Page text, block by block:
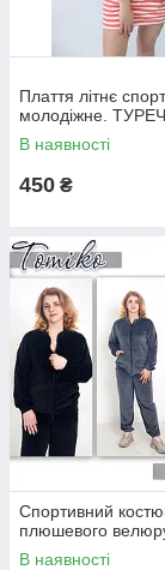
Плаття літнє
молодіжне.
В наявності
450 ₴
Спортивний
плюшевого
В наявності